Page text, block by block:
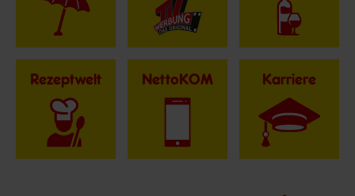
Rezeptwelt NettoKOM Karriere